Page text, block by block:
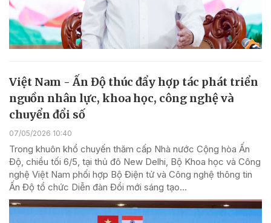
Việt Nam - Ấn Độ thúc đẩy hợp tác phát triển
nguồn nhân lực, khoa học, công nghệ và
chuyển đổi số
07/05/2026 10:40
Trong khuôn khổ chuyến thăm cấp Nhà nước Cộng hòa Ấn
Độ, chiều tối 6/5, tại thủ đô New Delhi, Bộ Khoa học và Công
nghệ Việt Nam phối hợp Bộ Điện tử và Công nghệ thông tin
Ấn Độ tổ chức Diễn đàn Đổi mới sáng tạo...